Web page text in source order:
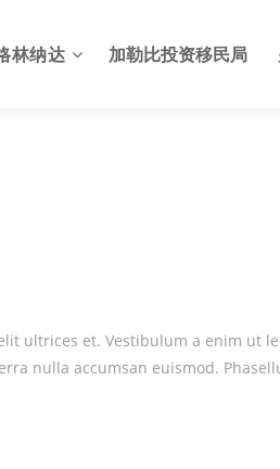
林纳达
格林纳达出入境及
税收政策
加勒比投资移民局
ultrices et. Vestibulum a enim ut
nulla accumsan euismod.